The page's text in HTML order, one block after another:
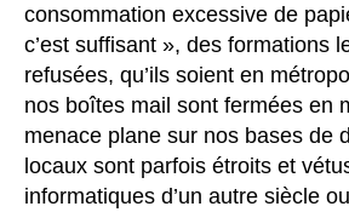
consommation excessive de
c’est suffisant », des formations
refusées, qu’ils soient en
nos boîtes mail sont fermées en
menace plane sur nos bases de
locaux sont parfois étroits et
informatiques d’un autre siècle